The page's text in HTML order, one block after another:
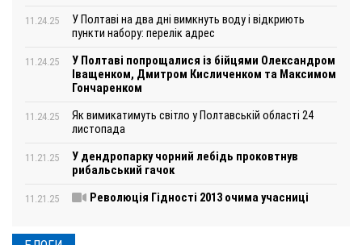
11.24.25
У Полтаві на два дні вимкнуть воду і відкриють
пункти набору: перелік адрес
11.24.25
У Полтаві попрощалися із бійцями Олександром
Іващенком, Дмитром Кисличенком та Максимом
Гончаренком
11.24.25
Як вимикатимуть світло у Полтавській області 24
листопада
11.21.25
У дендропарку чорний лебідь проковтнув
рибальський гачок
11.21.25 Революція Гідності 2013 очима учасниці